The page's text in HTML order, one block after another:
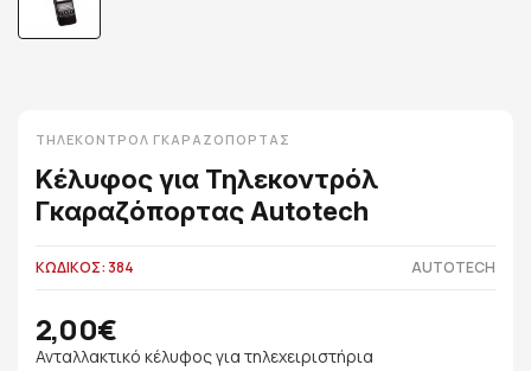
ΤΗΛΕΚΟΝΤΡΌΛ ΓΚΑΡΑΖΌΠΟΡΤΑΣ
Κέλυφος για Τηλεκοντρόλ
Γκαραζόπορτας Autotech
ΚΩΔΙΚΟΣ: 384 AUTOTECH
2,00€
Ανταλλακτικό κέλυφος για τηλεχειριστήρια